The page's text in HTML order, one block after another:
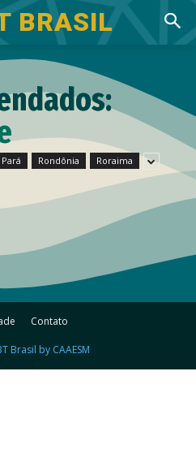
BRASIL
Pará Rondônia Roraima
Contato
Brasil by CAAESM